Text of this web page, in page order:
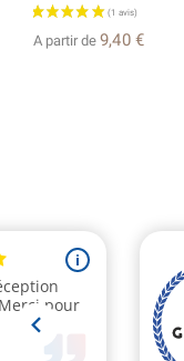
A partir de 9,40 €